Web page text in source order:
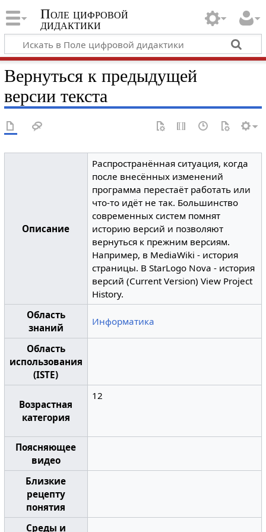
Поле цифровой
дидактики
Вернуться к предыдущей
версии текста
Описание
Распространённая ситуация, когда
после внесённых изменений
программа перестаёт работать или
что-то идёт не так. Большинство
современных систем помнят
историю версий и позволяют
вернуться к прежним версиям.
Например, в MediaWiki - история
страницы. В StarLogo Nova - история
версий (Current Version) View Project
History.
Область
знаний
Информатика
Область
использования
(ISTE)
Возрастная
категория
12
Поясняющее
видео
Близкие
рецепту
понятия
Среды и